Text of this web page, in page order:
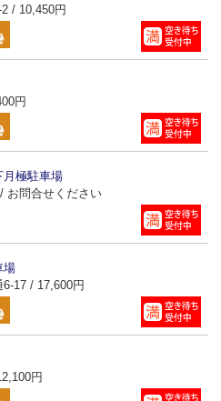
/ 10,450円
円
月極駐車場
お問合せください
場
17 / 17,600円
円